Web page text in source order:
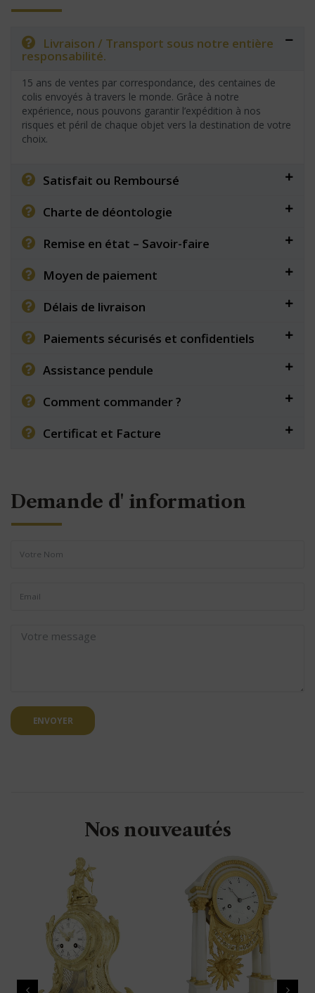
Livraison / Transport sous notre entière
responsabilité.
15 ans de ventes par correspondance, des centaines de
colis envoyés à travers le monde. Grâce à notre
expérience, nous pouvons garantir l’expédition à nos
risques et péril de chaque objet vers la destination de votre
choix.
Satisfait ou Remboursé
Charte de déontologie
Remise en état – Savoir-faire
Moyen de paiement
Délais de livraison
Paiements sécurisés et confidentiels
Assistance pendule
Comment commander ?
Certificat et Facture
Demande d' information
ENVOYER
Nos nouveautés